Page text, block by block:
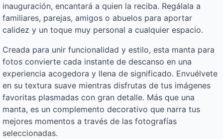
inauguración, encantará a quien la reciba. Regálala a
familiares, parejas, amigos o abuelos para aportar
calidez y un toque muy personal a cualquier espacio.
Creada para unir funcionalidad y estilo, esta manta para
fotos convierte cada instante de descanso en una
experiencia acogedora y llena de significado. Envuélvete
en su textura suave mientras disfrutas de tus imágenes
favoritas plasmadas con gran detalle. Más que una
manta, es un complemento decorativo que narra tus
mejores momentos a través de las fotografías
seleccionadas.